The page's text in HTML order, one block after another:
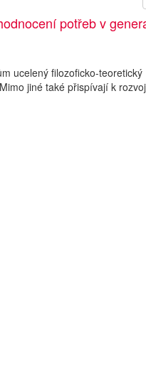
potřeb v
ucelený filozoficko-teoretický
jiné také přispívají k